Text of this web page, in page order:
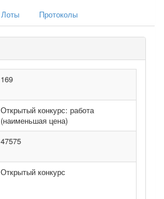
Лоты Протоколы
169
Открытый конкурс: работа
(наименьшая цена)
47575
Открытый конкурс